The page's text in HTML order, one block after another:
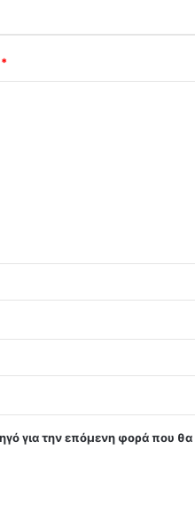
*
για την επόμενη φορά που θα